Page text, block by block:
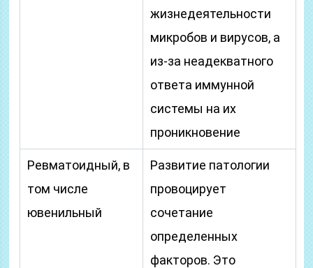
жизнедеятельности
микробов и вирусов, а
из-за неадекватного
ответа иммунной
системы на их
проникновение
Ревматоидный, в
том числе
ювенильный
Развитие патологии
провоцирует
сочетание
определенных
факторов. Это